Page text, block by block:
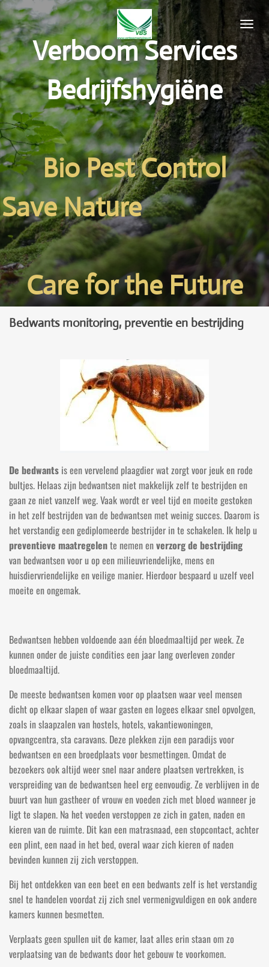
Ga
direct
naar
de
hoofdinhoud
Verboom Services
Bedrijfshygiëne
Bio Pest Control
Save Nature
Care for the Future
Bedwants monitoring, preventie en bestrijding
De bedwants is een vervelend plaagdier wat zorgt voor jeuk en rode
bultjes. Helaas zijn bedwantsen niet makkelijk zelf te bestrijden en
gaan ze niet vanzelf weg. Vaak wordt er veel tijd en moeite gestoken
in het zelf bestrijden van de bedwantsen met weinig succes. Daarom is
het verstandig een gediplomeerde bestrijder in te schakelen. Ik help u
preventieve maatregelente nemen enverzorg de bestrijding
van bedwantsen voor u op een milieuvriendelijke, mens en
huisdiervriendelijke en veilige manier. Hierdoor bespaard u uzelf veel
moeite en ongemak.
Bedwantsen hebben voldoende aan één bloedmaaltijd per week. Ze
kunnen onder de juiste condities een jaar lang overleven zonder
bloedmaaltijd.
De meeste bedwantsen komen voor op plaatsen waar veel mensen
dicht op elkaar slapen of waar gasten en logees elkaar snel opvolgen,
zoals in slaapzalen van hostels, hotels, vakantiewoningen,
opvangcentra, sta caravans. Deze plekken zijn een paradijs voor
bedwantsen en een broedplaats voor besmettingen. Omdat de
bezoekers ook altijd weer snel naar andere plaatsen vertrekken, is
verspreiding van de bedwantsen heel erg eenvoudig. Ze verblijven in de
buurt van hun gastheer of vrouw en voeden zich met bloed wanneer je
ligt te slapen. Na het voeden verstoppen ze zich in gaten, naden en
kieren van de ruimte. Dit kan een matrasnaad, een stopcontact, achter
een plint, een naad in het bed, overal waar zich kieren of naden
bevinden kunnen zij zich verstoppen.
Bij het ontdekken van een beet en een bedwants zelf is het verstandig
snel te handelen voordat zij zich snel vermenigvuldigen en ook andere
kamers kunnen besmetten.
Verplaats geen spullen uit de kamer, laat alles erin staan om zo
verplaatsing van de bedwants door het gebouw te voorkomen.